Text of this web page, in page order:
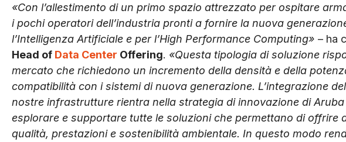
«Con l’allestimento di un primo spazio attrezzato per ospitare
i pochi operatori dell’industria pronti a fornire la nuova
l’Intelligenza Artificiale e per l’High Performance Computing» – ha
Head of Data Center Offering. «Questa tipologia di soluzione
mercato che richiedono un incremento della densità e della
compatibilità con i sistemi di nuova generazione. L’integrazione
nostre infrastrutture rientra nella strategia di innovazione di
esplorare e supportare tutte le soluzioni che permettano di offrire
qualità, prestazioni e sostenibilità ambientale. In questo modo